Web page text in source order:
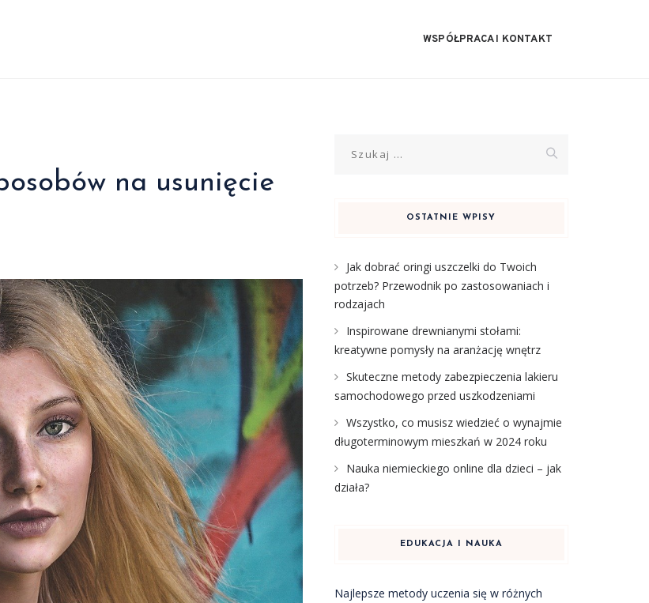
WSPÓŁPRACA I KONTAKT
na usunięcie
OSTATNIE WPISY
Jak dobrać oringi uszczelki do Twoich
potrzeb? Przewodnik po zastosowaniach i
rodzajach
Inspirowane drewnianymi stołami:
kreatywne pomysły na aranżację wnętrz
Skuteczne metody zabezpieczenia lakieru
samochodowego przed uszkodzeniami
Wszystko, co musisz wiedzieć o wynajmie
długoterminowym mieszkań w 2024 roku
Nauka niemieckiego online dla dzieci – jak
działa?
EDUKACJA I NAUKA
Najlepsze metody uczenia się w różnych